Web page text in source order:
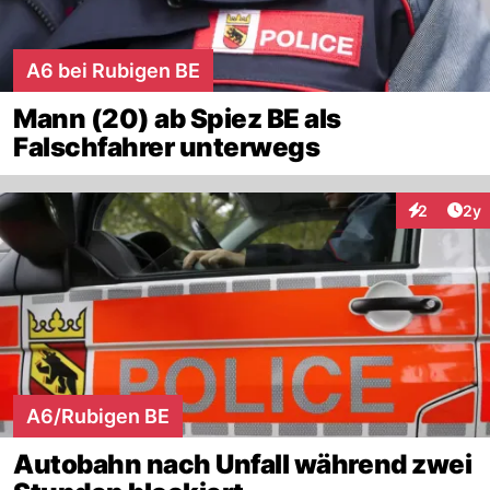
A6 bei Rubigen BE
Mann (20) ab Spiez BE als
Falschfahrer unterwegs
2 2y
A6/Rubigen BE
Autobahn nach Unfall während zwei